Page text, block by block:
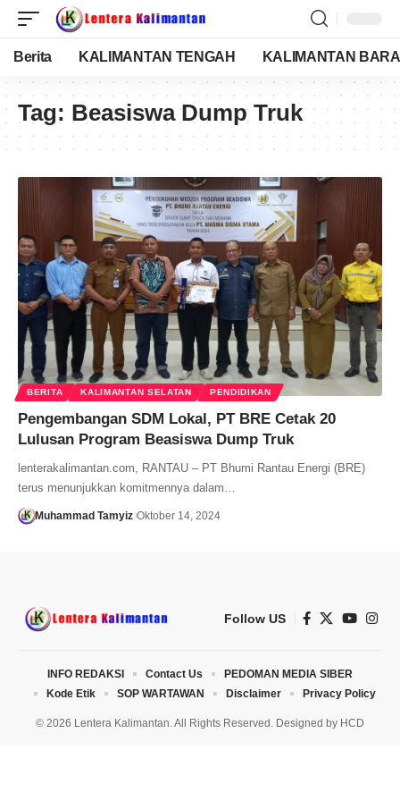
Berita KALIMANTAN TENGAH KALIMANTAN
Tag: Beasiswa Dump Truk
BERITA KALIMANTAN SELATAN PENDIDIKAN
Pengembangan SDM Lokal, PT BRE Cetak 20
Lulusan Program Beasiswa Dump Truk
lenterakalimantan.com, RANTAU – PT Bhumi Rantau Energi (BRE)
terus menunjukkan komitmennya dalam…
Muhammad Tamyiz Oktober 14, 2024
Follow US
© 2026 Lentera Kalimantan. All Rights Reserved. Designed by HCD
INFO REDAKSI Contact Us
PEDOMAN MEDIA SIBER
Kode Etik
SOP WARTAWAN Disclaimer Privacy Policy